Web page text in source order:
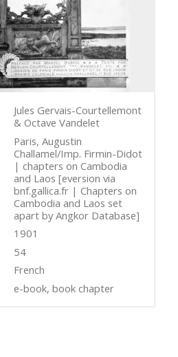
Jules Gervais-Courtellemont
& Octave Vandelet
Paris, Augustin
Challamel/Imp. Firmin-Didot
| chapters on Cambodia
and Laos [eversion via
bnf.gallica.fr | Chapters on
Cambodia and Laos set
apart by Angkor Database]
1901
54
French
e-book, book chapter